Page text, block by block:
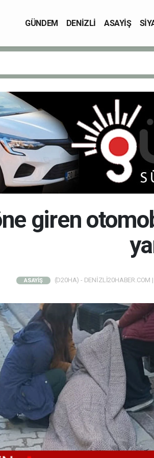
GÜNDEM DENİZLİ ASAYİŞ
giren
ASAYİŞ (D20HA) - DENİZLİ20HABER.COM